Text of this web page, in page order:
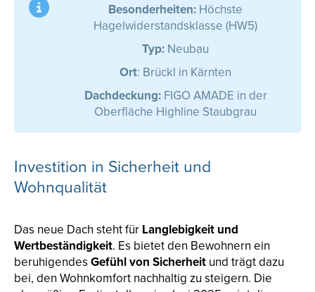
Besonderheiten: Höchste
Hagelwiderstandsklasse (HW5)
Typ: Neubau
Ort: Brückl in Kärnten
Dachdeckung:FIGO AMADE in der
Oberfläche Highline Staubgrau
Investition in Sicherheit und
Wohnqualität
Das neue Dach steht für Langlebigkeit und
Wertbeständigkeit. Es bietet den Bewohnern ein
beruhigendes Gefühl von Sicherheit und trägt dazu
bei, den Wohnkomfort nachhaltig zu steigern. Die